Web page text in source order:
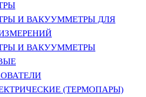
И ВАКУУММЕТРЫ ДЛЯ
И ВАКУУММЕТРЫ
(ТЕРМОПАРЫ)